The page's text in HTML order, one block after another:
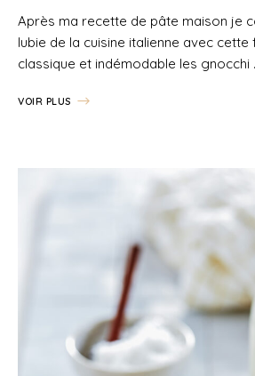
Après ma recette de pâte maison je
lubie de la cuisine italienne avec
classique et indémodable les gnocchi
VOIR PLUS